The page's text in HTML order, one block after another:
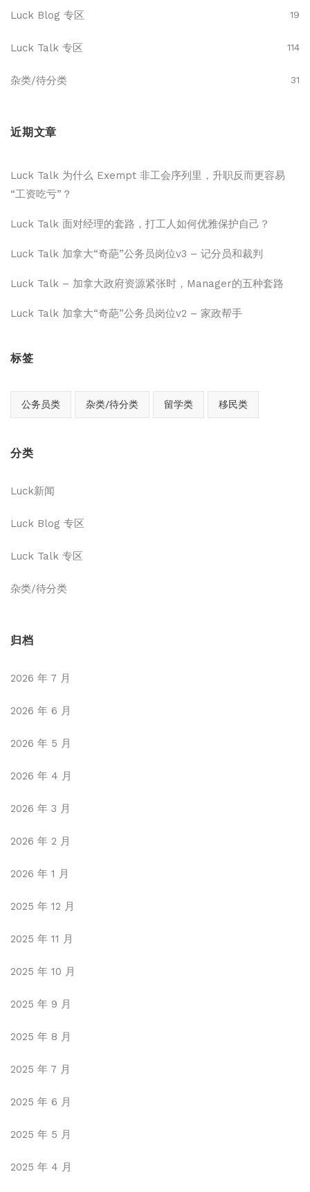
Luck Blog 专区 19
Luck Talk 专区 114
杂类/待分类 31
近期文章
Luck Talk 为什么 Exempt 非工会序列里，升职反而更容易
“工资吃亏”？
Luck Talk 面对经理的套路，打工人如何优雅保护自己？
Luck Talk 加拿大“奇葩”公务员岗位v3 – 记分员和裁判
Luck Talk – 加拿大政府资源紧张时，Manager的五种套路
Luck Talk 加拿大“奇葩”公务员岗位v2 – 家政帮手
标签
公务员类 杂类/待分类 留学类 移民类
分类
Luck新闻
Luck Blog 专区
Luck Talk 专区
杂类/待分类
归档
2026 年 7 月
2026 年 6 月
2026 年 5 月
2026 年 4 月
2026 年 3 月
2026 年 2 月
2026 年 1 月
2025 年 12 月
2025 年 11 月
2025 年 10 月
2025 年 9 月
2025 年 8 月
2025 年 7 月
2025 年 6 月
2025 年 5 月
2025 年 4 月